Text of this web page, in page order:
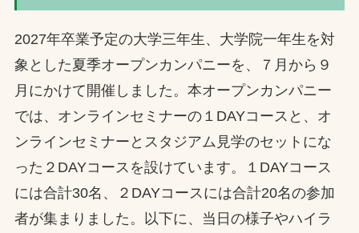
会社概要
採用情報
検索
お問合せ
お取引先の皆様へ
プライバシーポリシー
2027年卒業予定の大学三年生、大学院一年生を対
象とした夏季オープンカンパニーを、７月から９
月にかけて開催しました。本オープンカンパニー
では、オンラインセミナーの１DAYコースと、オ
ンラインセミナーとスタジアム見学のセットにな
った２DAYコースを設けています。１DAYコース
には合計30名、２DAYコースには合計20名の参加
者が集まりました。以下に、当日の様子やハイラ